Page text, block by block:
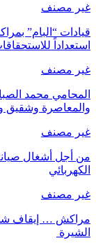
غير مصنف
قيادات “البام”
استعداداً
غير مصنف
المحامي محمد
والمعاصرة وشقيق
غير مصنف
من أجل أشغال صيانة
الكهربائي
غير مصنف
مراكش … إيقاف
الشيرة